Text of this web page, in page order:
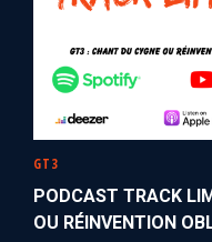
GT3
PODCAST TRACK
OU RÉINVENTION